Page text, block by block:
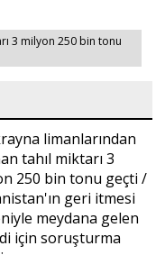
3 milyon 250 bin tonu